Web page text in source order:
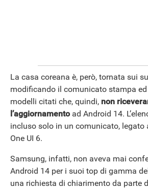
La casa coreana è, però, tornata sui
modificando il comunicato stampa
modelli citati che, quindi, non
l’aggiornamentoad Android 14.
incluso solo in un comunicato, legato
One UI 6.
Samsung, infatti, non aveva mai
Android 14 per i suoi top di gamma
una richiesta di chiarimento da parte